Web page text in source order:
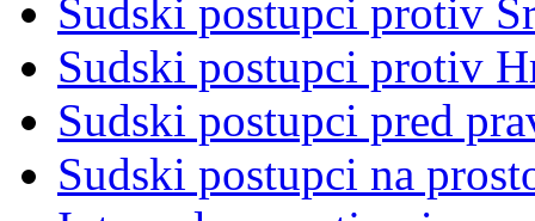
Sudski postupci protiv
Sudski postupci protiv
Sudski postupci pred
Sudski postupci na